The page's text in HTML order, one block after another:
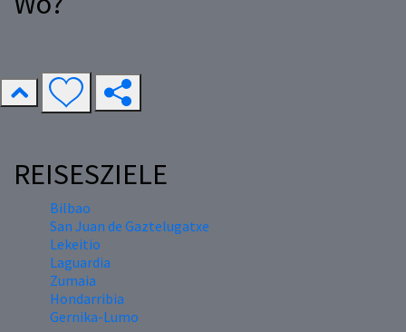
REISESZIELE
Bilbao
San Juan de Gaztelugatxe
Lekeitio
Laguardia
Zumaia
Hondarribia
Gernika-Lumo